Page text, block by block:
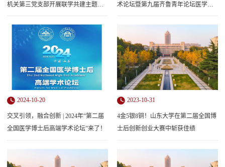
机关第三党支部开展联学共建主题党
术论坛暨第九届齐鲁青年论坛医学分
2024-10-20
交叉引领，融合创新 | 2024年“第二届
全国医学博士后高端学术论坛”来了！
2023-10-31
4金5银8铜！山东大学在第二届全国博
士后创新创业大赛中斩获佳绩